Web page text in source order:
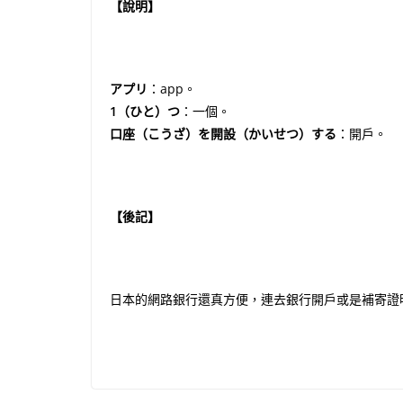
【說明】
アプリ ：app。
1（ひと）つ ：一個。
口座（こうざ）を開設（かいせつ）する ：開戶。
【後記】
日本的網路銀行還真方便，連去銀行開戶或是補寄證